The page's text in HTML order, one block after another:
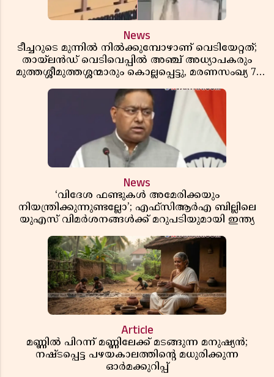
News
ടീച്ചറുടെ മുന്നിൽ നിൽക്കുമ്പോഴാണ് വെടിയേറ്റത്;
തായ്‌ലൻഡ് വെടിവെപ്പിൽ അഞ്ച് അധ്യാപകരും
മുത്തശ്ശീമുത്തശ്ശന്മാരും കൊല്ലപ്പെട്ടു, മരണസംഖ്യ 7;
News
‘വിദേശ ഫണ്ടുകൾ അമേരിക്കയും
നിയന്ത്രിക്കുന്നുണ്ടല്ലോ’; എഫ്സിആർഎ ബില്ലിലെ
യുഎസ് വിമർശനങ്ങൾക്ക് മറുപടിയുമായി ഇന്ത്യ
Article
മണ്ണിൽ പിറന്ന് മണ്ണിലേക്ക് മടങ്ങുന്ന മനുഷ്യൻ;
നഷ്ടപ്പെട്ട പഴയകാലത്തിൻ്റെ മധുരിക്കുന്ന
ഓർമക്കുറിപ്പ്